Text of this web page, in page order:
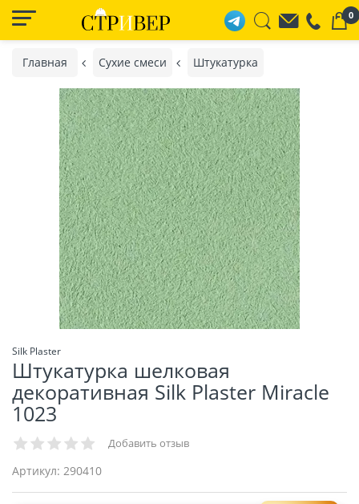
0
Главная Сухие смеси Штукатурка
Silk Plaster
Штукатурка шелковая
декоративная Silk Plaster Miracle
1023
Добавить отзыв
Артикул: 290410